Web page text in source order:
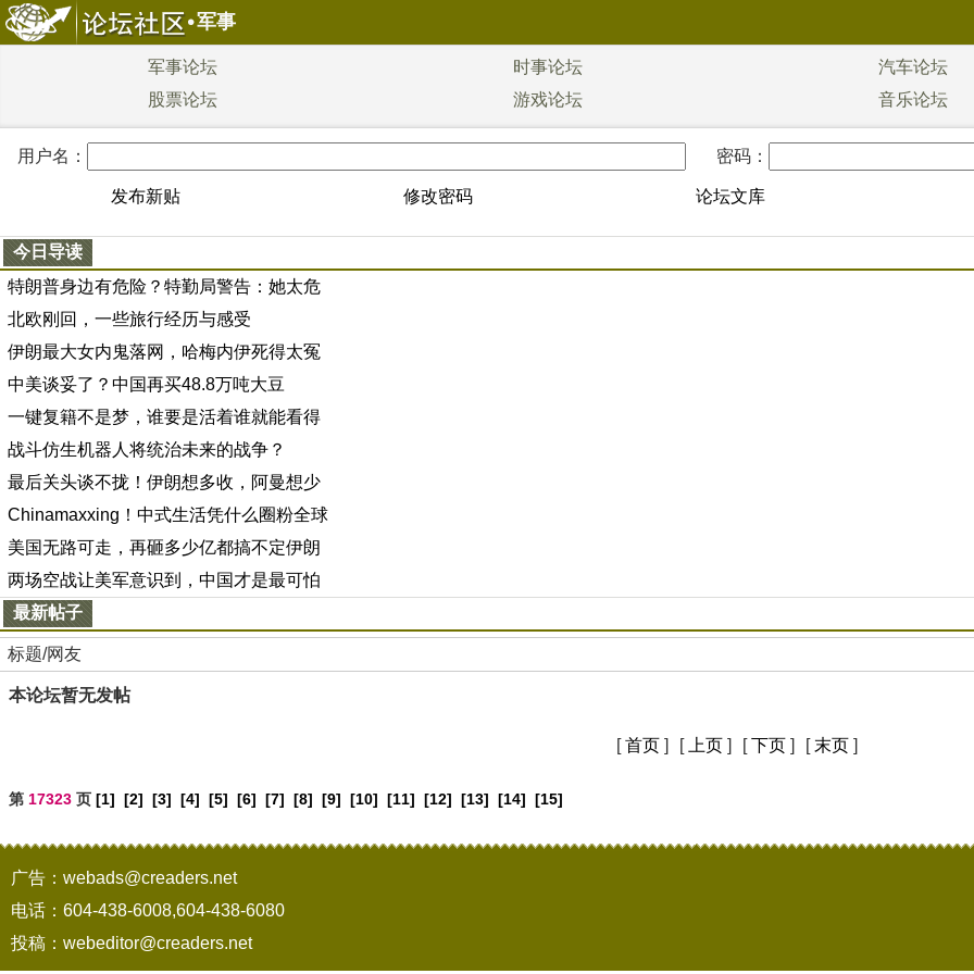
军事
军事论坛 时事论坛
汽车论坛
股票论坛
游戏论坛 音乐论坛
用户名： 密码：
发布新贴 修改密码 论坛文库
今日导读
特朗普身边有危险？特勤局警告：她太危
北欧刚回，一些旅行经历与感受
伊朗最大女内鬼落网，哈梅内伊死得太冤
中美谈妥了？中国再买48.8万吨大豆
一键复籍不是梦，谁要是活着谁就能看得
战斗仿生机器人将统治未来的战争？
最后关头谈不拢！伊朗想多收，阿曼想少
Chinamaxxing！中式生活凭什么圈粉全球
美国无路可走，再砸多少亿都搞不定伊朗
两场空战让美军意识到，中国才是最可怕
最新帖子
标题/网友
本论坛暂无发帖
[首页 ] [ 上页 ] [下页 ] [ 末页 ]
第 17323 页 [1] [2] [3] [4] [5] [6] [7] [8] [9] [10] [11] [12] [13] [14] [15]
广告：webads@creaders.net
电话：604-438-6008,604-438-6080
投稿：webeditor@creaders.net